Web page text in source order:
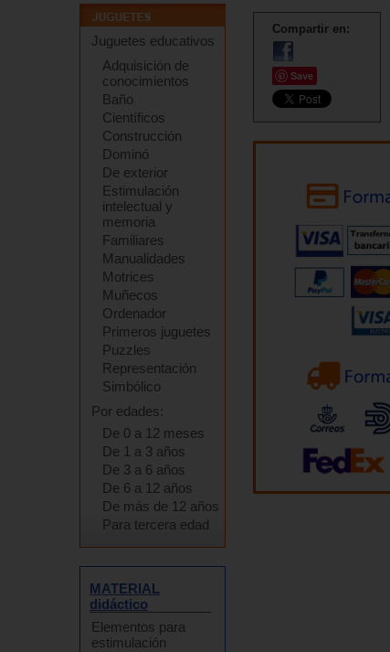
Juguetes educativos
Adquisición de
conocimientos
Baño
Científicos
Construcción
Dominó
De exterior
Estimulación
intelectual y
memoria
Familiares
Manualidades
Motrices
Muñecos
Ordenador
Primeros juguetes
Puzzles
Representación
Simbólico
Por edades:
De 0 a 12 meses
De 1 a 3 años
De 3 a 6 años
De 6 a 12 años
De más de 12 años
Para tercera edad
MATERIAL
didáctico
Elementos para
estimulación
Compartir en:
Save